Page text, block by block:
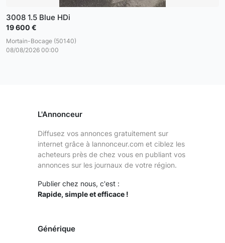
3008 1.5 Blue HDi
19 600 €
Mortain-Bocage (50140)
08/08/2026 00:00
L'Annonceur
Diffusez vos annonces gratuitement sur
internet grâce à lannonceur.com et ciblez les
acheteurs près de chez vous en publiant vos
annonces sur les journaux de votre région.
Publier chez nous, c'est :
Rapide, simple et efficace !
Générique